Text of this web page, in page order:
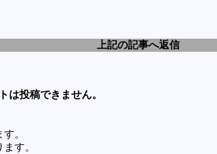
上記の記事へ返信
は投稿できません。
。
す。